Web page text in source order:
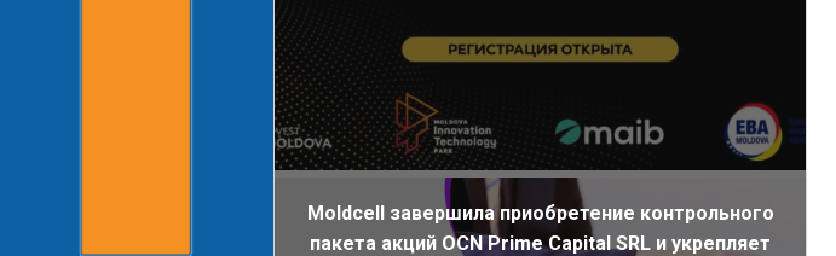
Moldcell завершила приобретение контрольного
пакета акций OCN Prime Capital SRL и укрепляет